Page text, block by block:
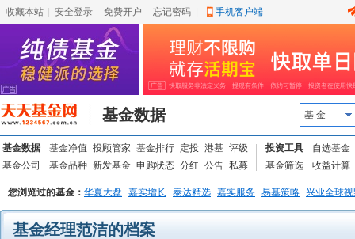
收藏本站 安全登录 免费开户 忘记密码 手机客户端
基金数据 基 金
基金数据 基金净值 投顾管家 基金排行 定投 港基 评级
基金公司
基金品种 新发基金 申购状态 分红 公告 私募
投资工具
自选基金
基金筛选
收益计算
您浏览过的基金： 华夏大盘 嘉实增长 泰达精选 嘉实服务 易基策略 兴业全球
基金经理范洁的档案